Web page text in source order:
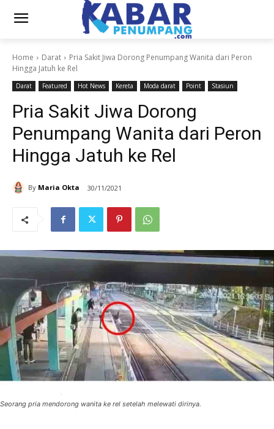
Home Darat
Pria Sakit Jiwa Dorong Penumpang Wanita dari Peron
Hingga Jatuh ke Rel
Darat Featured Hot News Kereta Moda darat Point Stasiun
Pria Sakit Jiwa Dorong
Penumpang Wanita dari Peron
Hingga Jatuh ke Rel
By Maria Okta 30/11/2021
Seorang pria mendorong wanita ke rel setelah melewati dirinya.